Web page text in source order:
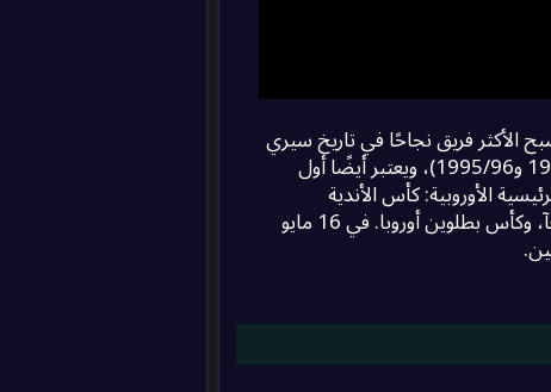
ليصبح الأكثر فريق نجاحًا في تاريخ سيري
إيه. كما فاز بـ 2 جائزة من بطولة أبطال أوروبا (في مواسم 1984/85 و1995/96)، ويعتبر أيضًا أول
الأوروبية: كأس الأندية
الأوروبية/بطولة أبطال أوروبا، كأس أوروبا/بطولة أوروبا للدوري الإفآ، وكأس بطلوين أوروبا. في 16 مايو